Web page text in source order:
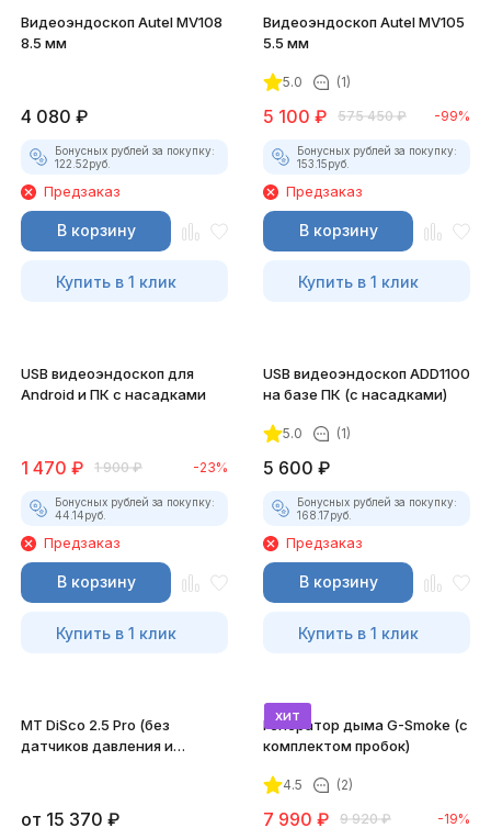
Видеоэндоскоп Autel MV108
8.5 мм
4 080 ₽
Бонусных рублей за покупку:
122.52руб.
Предзаказ
В корзину
Купить в 1 клик
Видеоэндоскоп Autel MV105
5.5 мм
5.0 (1)
5 100 ₽ 575 450 ₽ -99%
Бонусных рублей за покупку:
153.15руб.
Предзаказ
В корзину
Купить в 1 клик
USB видеоэндоскоп для
Android и ПК с насадками
1 470 ₽ 1 900 ₽ -23%
Бонусных рублей за покупку:
44.14руб.
Предзаказ
В корзину
Купить в 1 клик
USB видеоэндоскоп ADD1100
на базе ПК (с насадками)
5.0 (1)
5 600 ₽
Бонусных рублей за покупку:
168.17руб.
Предзаказ
В корзину
Купить в 1 клик
MT DiSco 2.5 Pro (без
датчиков давления и
от 15 370 ₽
хит
Генератор дыма G-Smoke (c
комплектом пробок)
4.5 (2)
7 990 ₽ 9 920 ₽ -19%